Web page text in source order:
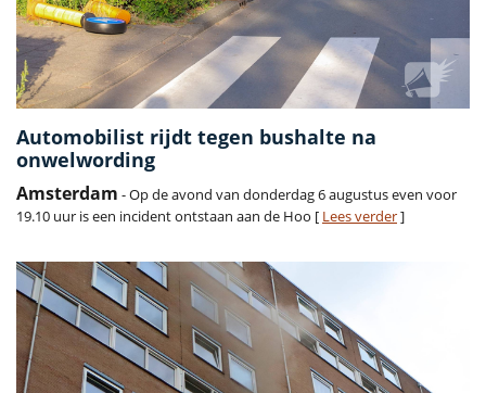
Automobilist rijdt tegen bushalte na
onwelwording
Amsterdam - Op de avond van donderdag 6 augustus even voor
19.10 uur is een incident ontstaan aan de Hoo [ Lees verder]